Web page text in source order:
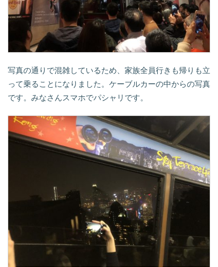
写真の通りで混雑しているため、家族全員行きも帰りも立
って乗ることになりました。ケーブルカーの中からの写真
です。みなさんスマホでパシャリです。